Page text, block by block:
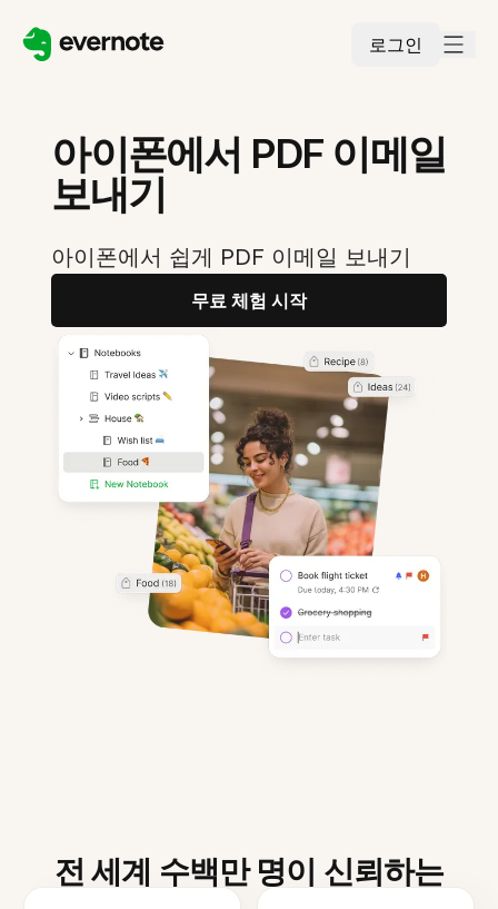
로그인
아이폰에서 PDF 이메일
보내기
아이폰에서 쉽게 PDF 이메일 보내기
무료 체험 시작
전 세계 수백만 명이 신뢰하는